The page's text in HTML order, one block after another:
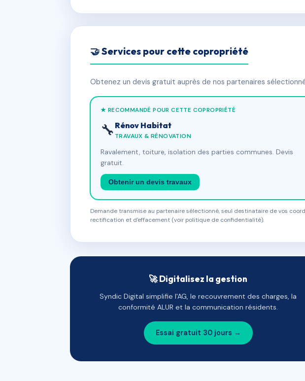
🤝 Services pour cette copropriété
Obtenez un devis gratuit auprès de nos partenaires
★ RECOMMANDÉ POUR CETTE COPROPRIÉTÉ
🔧 Rénov Habitat
TRAVAUX & RÉNOVATION
Ravalement, toiture, isolation des parties communes. Devis
gratuit.
Obtenir un devis travaux
Demande transmise au partenaire sélectionné, seul destinataire de vos
rectification et d'effacement (voir politique de confidentialité).
🚀 Digitalisez la gestion
Syndic Digital simplifie l'AG, le recouvrement des charges, la
conformité ALUR et la communication résidents.
Essai gratuit 30 jours →